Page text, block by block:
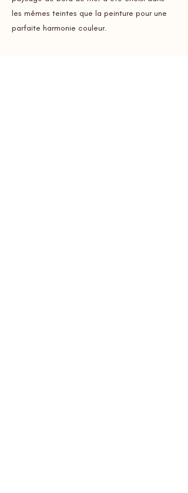
les mêmes teintes que la peinture pour une
parfaite harmonie couleur.